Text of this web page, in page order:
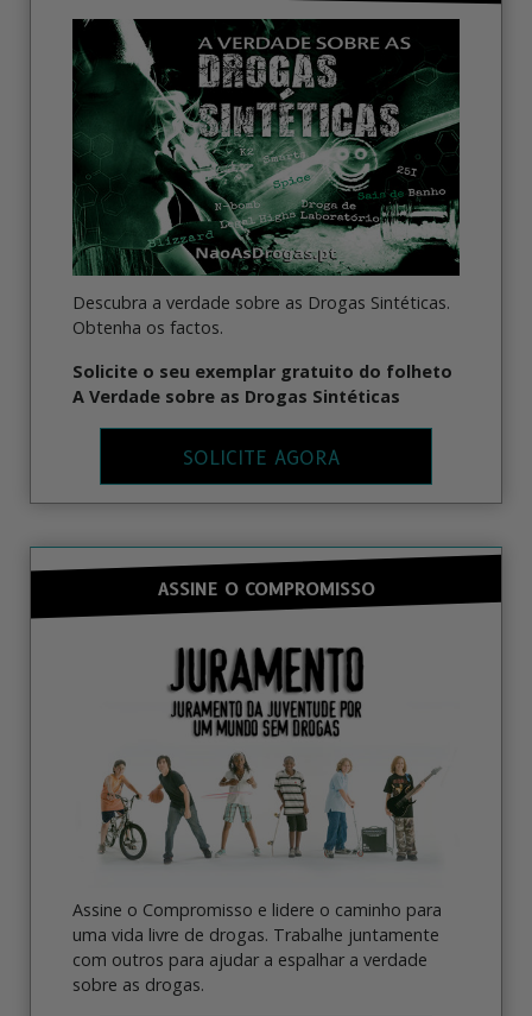
Descubra a verdade sobre as Drogas Sintéticas.
Obtenha os factos.
Solicite o seu exemplar gratuito do folheto
A Verdade sobre as Drogas Sintéticas
SOLICITE AGORA
ASSINE O COMPROMISSO
Assine o Compromisso e lidere o caminho para
uma vida livre de drogas. Trabalhe juntamente
com outros para ajudar a espalhar a verdade
sobre as drogas.